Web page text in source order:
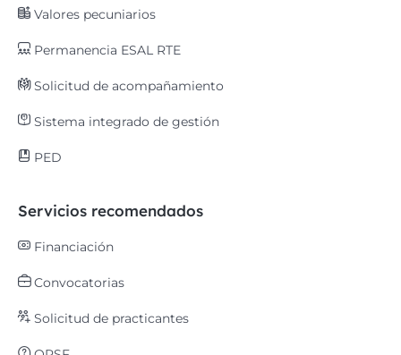
Valores pecuniarios
Permanencia ESAL RTE
Solicitud de acompañamiento
Sistema integrado de gestión
PED
Servicios recomendados
Financiación
Convocatorias
Solicitud de practicantes